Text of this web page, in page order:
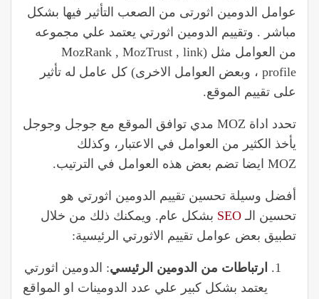
عوامل الدومين اثورتى من الصعب التأثير فيها بشكل
مباشر . وتقييم الدومين اثورتي يعتمد علي مجموعه
من العوامل مثل (MozRank , MozTrust , link
profile ، وبعض العوامل الاخرى) كل عامل له تأثير
على تقييم الموقع.
تحدد اداة MOZ مدي توافق الموقع مع جوجل وجوجل
يأخذ الكثير من العوامل في الاعتبار، وكذلك
MOZ ايضا تضم بعض هذه العوامل في الترتيب.
أفضل وسيلة تحسين تقييم الدومين اثورتي هو
تحسين الـ SEO بشكل عام. ويمكنك ذلك من خلال
تطبيق بعض عوامل تقييم الاثورتي الرئيسية:
ارتباطات من الدومين الرئيسي: الدومين اثورتي
يعتمد بشكل كبير علي عدد الدومينات او المواقع